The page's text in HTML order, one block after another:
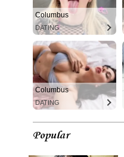
Columbus
DATING
Columbus
DATING
Popular